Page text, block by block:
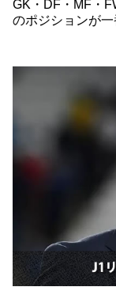
GK・DF・MF・
のポジションが